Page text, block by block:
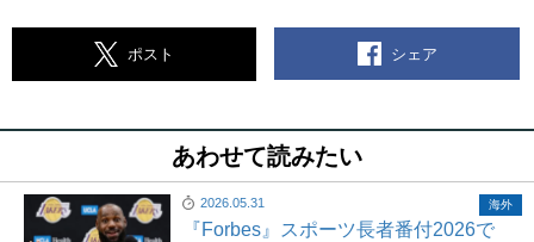
ポスト シェア
あわせて読みたい
2026.05.31
『Forbes』スポーツ長者番付2026で
海外